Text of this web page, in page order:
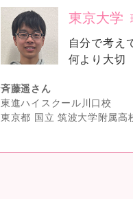
no
image
東京大学
自分で考え
何より大切
斉藤遥さん
東進ハイスクール川口校
東京都 国立 筑波大学附属高